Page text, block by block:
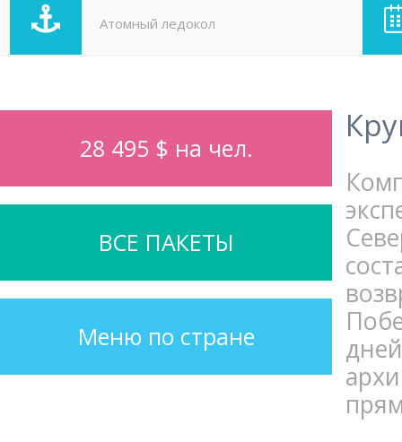
Атомный ледокол
28 495 $ на чел.
ВСЕ ПАКЕТЫ
Меню по стране